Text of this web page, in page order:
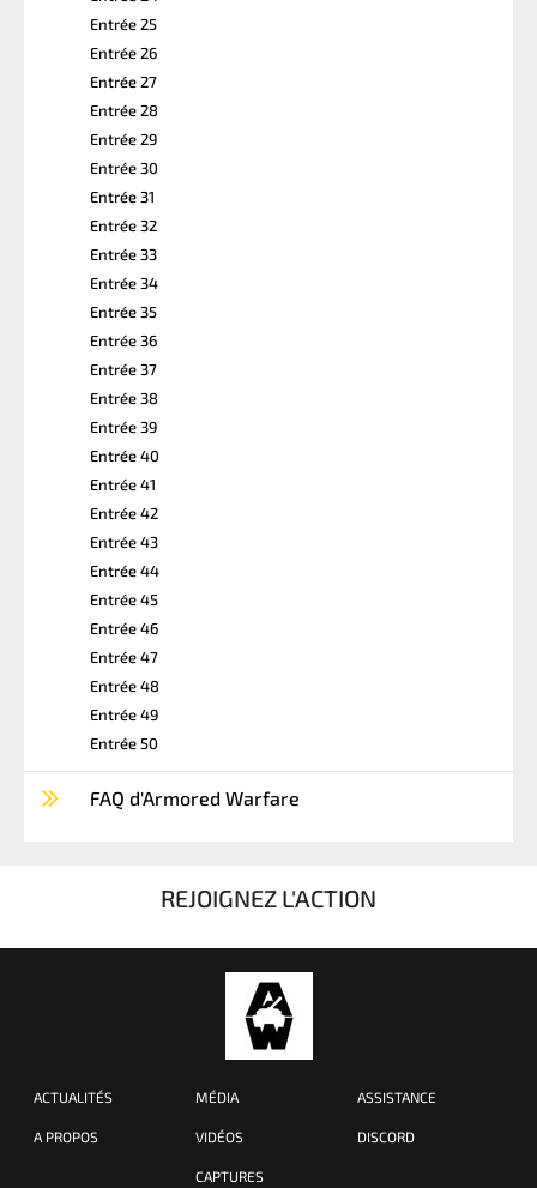
Entrée 25
Entrée 26
Entrée 27
Entrée 28
Entrée 29
Entrée 30
Entrée 31
Entrée 32
Entrée 33
Entrée 34
Entrée 35
Entrée 36
Entrée 37
Entrée 38
Entrée 39
Entrée 40
Entrée 41
Entrée 42
Entrée 43
Entrée 44
Entrée 45
Entrée 46
Entrée 47
Entrée 48
Entrée 49
Entrée 50
FAQ d'Armored Warfare
REJOIGNEZ L'ACTION
ACTUALITÉS
A PROPOS
MÉDIA
VIDÉOS
CAPTURES
ASSISTANCE
DISCORD